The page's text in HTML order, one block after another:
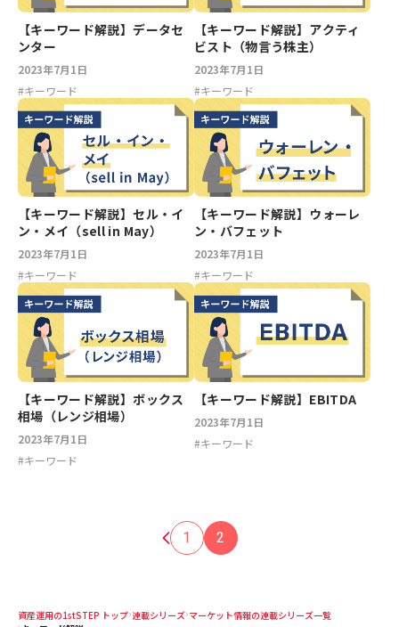
【キーワード解説】データセ
ンター
2023年7月1日
#キーワード
【キーワード解説】アクティ
ビスト（物言う株主）
2023年7月1日
#キーワード
【キーワード解説】セル・イ
ン・メイ（sell in May）
2023年7月1日
#キーワード
【キーワード解説】ウォーレ
ン・バフェット
2023年7月1日
#キーワード
【キーワード解説】ボックス
相場（レンジ相場）
2023年7月1日
#キーワード
【キーワード解説】EBITDA
2023年7月1日
#キーワード
1 2
資産運用の1stSTEP トップ 連載シリーズ マーケット情報の連載シリーズ一覧